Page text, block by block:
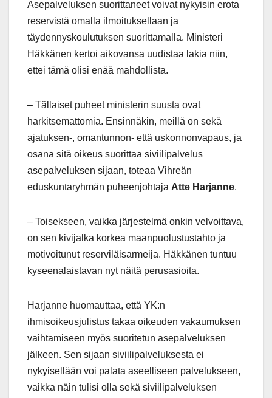
Asepalveluksen suorittaneet voivat nykyisin erota
reservistä omalla ilmoituksellaan ja
täydennyskoulutuksen suorittamalla. Ministeri
Häkkänen kertoi aikovansa uudistaa lakia niin,
ettei tämä olisi enää mahdollista.
– Tällaiset puheet ministerin suusta ovat
harkitsemattomia. Ensinnäkin, meillä on sekä
ajatuksen-, omantunnon- että uskonnonvapaus, ja
osana sitä oikeus suorittaa siviilipalvelus
asepalveluksen sijaan, toteaa Vihreän
eduskuntaryhmän puheenjohtaja Atte Harjanne.
– Toisekseen, vaikka järjestelmä onkin velvoittava,
on sen kivijalka korkea maanpuolustustahto ja
motivoitunut reserviläisarmeija. Häkkänen tuntuu
kyseenalaistavan nyt näitä perusasioita.
Harjanne huomauttaa, että YK:n
ihmisoikeusjulistus takaa oikeuden vakaumuksen
vaihtamiseen myös suoritetun asepalveluksen
jälkeen. Sen sijaan siviilipalveluksesta ei
nykyisellään voi palata aseelliseen palvelukseen,
vaikka näin tulisi olla sekä siviilipalveluksen